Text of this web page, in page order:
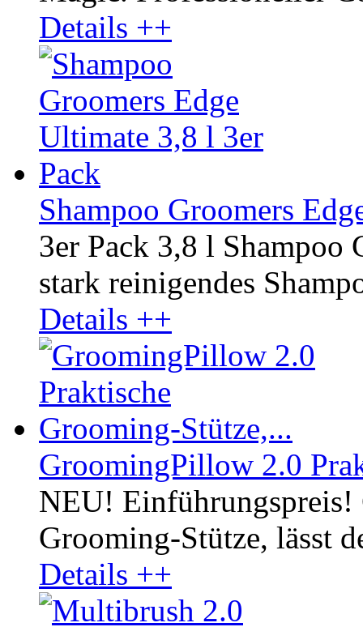
Details ++
Shampoo Groomers
3er Pack 3,8 l Shampoo
stark reinigendes
Details ++
GroomingPillow 2.0
NEU!
Grooming-Stütze, lässt
Details ++